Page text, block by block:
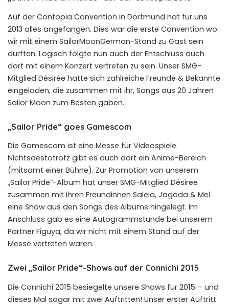
Auf der Contopia Convention in Dortmund hat für uns
2013 alles angefangen. Dies war die erste Convention wo
wir mit einem SailorMoonGerman-Stand zu Gast sein
durften. Logisch folgte nun auch der Entschluss auch
dort mit einem Konzert vertreten zu sein. Unser SMG-
Mitglied Désirée hatte sich zahlreiche Freunde & Bekannte
eingeladen, die zusammen mit ihr, Songs aus 20 Jahren
Sailor Moon zum Besten gaben.
„Sailor Pride“ goes Gamescom
Die Gamescom ist eine Messe für Videospiele.
Nichtsdestotrotz gibt es auch dort ein Anime-Bereich
(mitsamt einer Bühne). Zur Promotion von unserem
„Sailor Pride“-Album hat unser SMG-Mitglied Désiree
zusammen mit ihren Freundinnen Saleia, Jagoda & Mel
eine Show aus den Songs des Albums hingelegt. Im
Anschluss gab es eine Autogrammstunde bei unserem
Partner Figuya, da wir nicht mit einem Stand auf der
Messe vertreten waren.
Zwei „Sailor Pride“-Shows auf der Connichi 2015
Die Connichi 2015 besiegelte unsere Shows für 2015 – und
dieses Mal sogar mit zwei Auftritten! Unser erster Auftritt